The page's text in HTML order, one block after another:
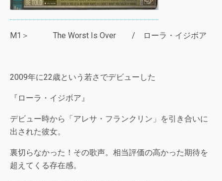
M1＞ The Worst Is Over / ローラ・イジボア
2009年に22歳という若さでデビューした
『ローラ・イジボア』
デビュー時から「アレサ・フランクリン」を引き合いに
出された彼女。
裏切らなかった！その歌声。相当評価の高かった期待を
超えてくる存在感。